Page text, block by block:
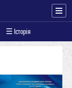
☰ Історія